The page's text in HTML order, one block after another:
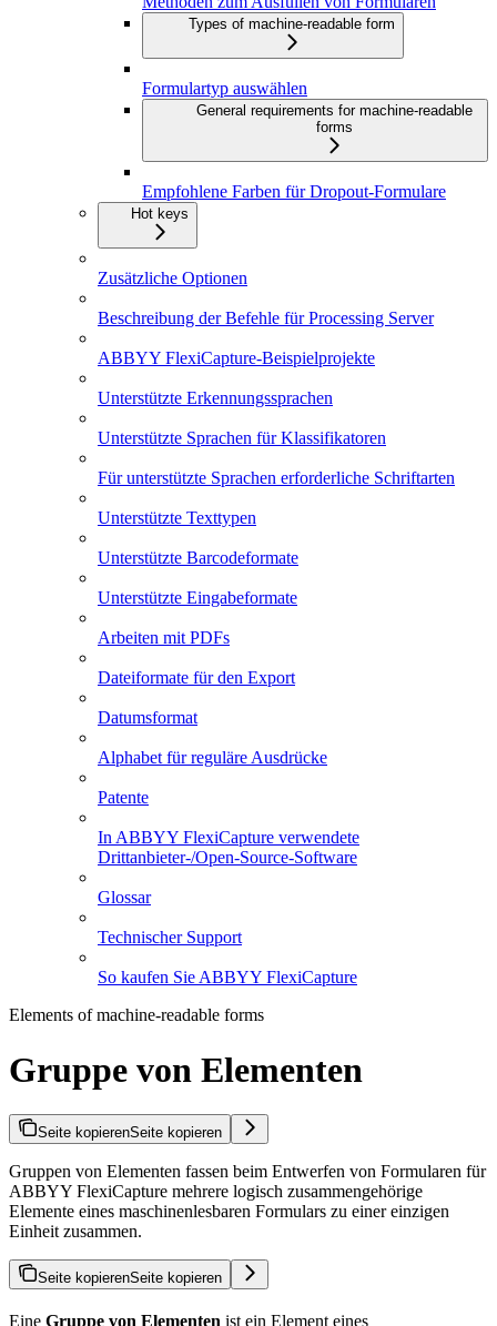
Types of machine-readable form
Formulartyp auswählen
General requirements for machine-readable
forms
Empfohlene Farben für Dropout-Formulare
Hot keys
Zusätzliche Optionen
Beschreibung der Befehle für Processing Server
ABBYY FlexiCapture-Beispielprojekte
Unterstützte Erkennungssprachen
Unterstützte Sprachen für Klassifikatoren
Für unterstützte Sprachen erforderliche Schriftarten
Unterstützte Texttypen
Unterstützte Barcodeformate
Unterstützte Eingabeformate
Arbeiten mit PDFs
Dateiformate für den Export
Datumsformat
Alphabet für reguläre Ausdrücke
Patente
In ABBYY FlexiCapture verwendete
Drittanbieter-/Open-Source-Software
Glossar
Technischer Support
So kaufen Sie ABBYY FlexiCapture
Elements of machine-readable forms
Gruppe von Elementen
Seite kopierenSeite kopieren
Gruppen von Elementen fassen beim Entwerfen von Formularen für
ABBYY FlexiCapture mehrere logisch zusammengehörige
Elemente eines maschinenlesbaren Formulars zu einer einzigen
Einheit zusammen.
Seite kopierenSeite kopieren
Eine Gruppe von Elementen ist ein Element eines